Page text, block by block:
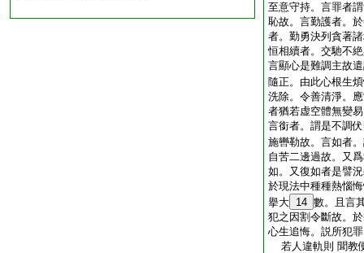
至意守持。言罪者
恥故。言勤護者。
者。勤勇決列貪著
恒相續者。交馳不
言顯心是難調主故
隨正。由此心根生
洗除。令善清淨。
者猶若虚空體無變
言銜者。謂是不調
施轡勒故。言如者
自苦二邊過故。又
如。又復如者是譬
於現法中種種熱惱
擧大 14 數。且言
犯之因割令斷故。
心生追悔。説所犯
若人違軌則 聞教